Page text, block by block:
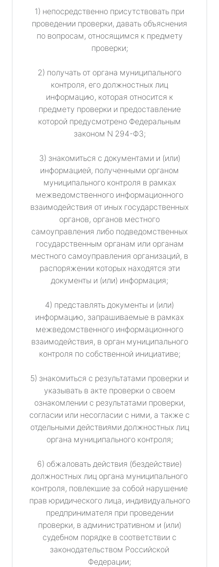
1) непосредственно присутствовать при
проведении проверки, давать объяснения
по вопросам, относящимся к предмету
проверки;
2) получать от органа муниципального
контроля, его должностных лиц
информацию, которая относится к
предмету проверки и предоставление
которой предусмотрено Федеральным
законом N 294-ФЗ;
3) знакомиться с документами и (или)
информацией, полученными органом
муниципального контроля в рамках
межведомственного информационного
взаимодействия от иных государственных
органов, органов местного
самоуправления либо подведомственных
государственным органам или органам
местного самоуправления организаций, в
распоряжении которых находятся эти
документы и (или) информация;
4) представлять документы и (или)
информацию, запрашиваемые в рамках
межведомственного информационного
взаимодействия, в орган муниципального
контроля по собственной инициативе;
5) знакомиться с результатами проверки и
указывать в акте проверки о своем
ознакомлении с результатами проверки,
согласии или несогласии с ними, а также с
отдельными действиями должностных лиц
органа муниципального контроля;
6) обжаловать действия (бездействие)
должностных лиц органа муниципального
контроля, повлекшие за собой нарушение
прав юридического лица, индивидуального
предпринимателя при проведении
проверки, в административном и (или)
судебном порядке в соответствии с
законодательством Российской
Федерации;